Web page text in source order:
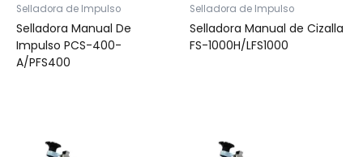
Selladora de Impulso
Selladora Manual De
Impulso PCS-400-
A/PFS400
Selladora de Impulso
Selladora Manual de Cizalla
FS-1000H/LFS1000